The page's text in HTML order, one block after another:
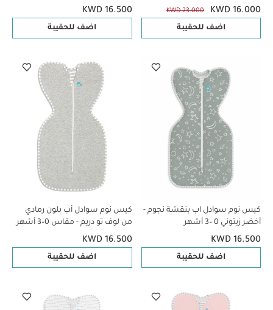
- نقشة أوراق شجر
KWD 16.000
KWD 23.000
اضف للحقيبة
KWD 16.500
اضف للحقيبة
كيس نوم سوادل اب بنقشة نجوم -
أخضر زيتوني 0 –3 أشهر
KWD 16.500
اضف للحقيبة
كيس نوم سوادل أب بلون رمادي
من لوف تو دريم - مقاس 0–3 أشهر
KWD 16.500
اضف للحقيبة